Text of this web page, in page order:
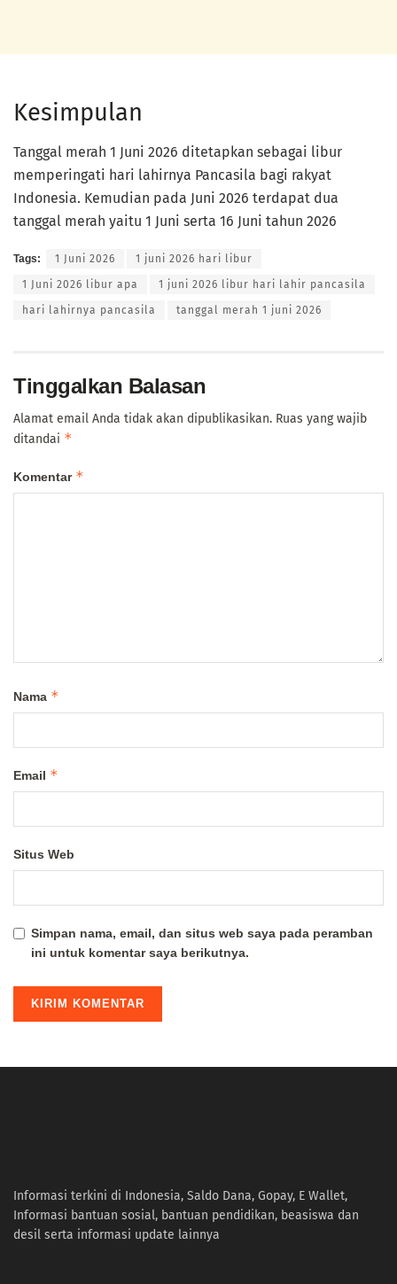
Kesimpulan
Tanggal merah 1 Juni 2026 ditetapkan sebagai libur
memperingati hari lahirnya Pancasila bagi rakyat
Indonesia. Kemudian pada Juni 2026 terdapat dua
tanggal merah yaitu 1 Juni serta 16 Juni tahun 2026
Tags: 1 Juni 2026 1 juni 2026 hari libur
1 Juni 2026 libur apa 1 juni 2026 libur hari lahir pancasila
hari lahirnya pancasila tanggal merah 1 juni 2026
Tinggalkan Balasan
Alamat email Anda tidak akan dipublikasikan. Ruas yang wajib
ditandai *
Komentar *
Nama *
Email *
Situs Web
Simpan nama, email, dan situs web saya pada peramban
ini untuk komentar saya berikutnya.
Informasi terkini di Indonesia, Saldo Dana, Gopay, E Wallet,
Informasi bantuan sosial, bantuan pendidikan, beasiswa dan
desil serta informasi update lainnya